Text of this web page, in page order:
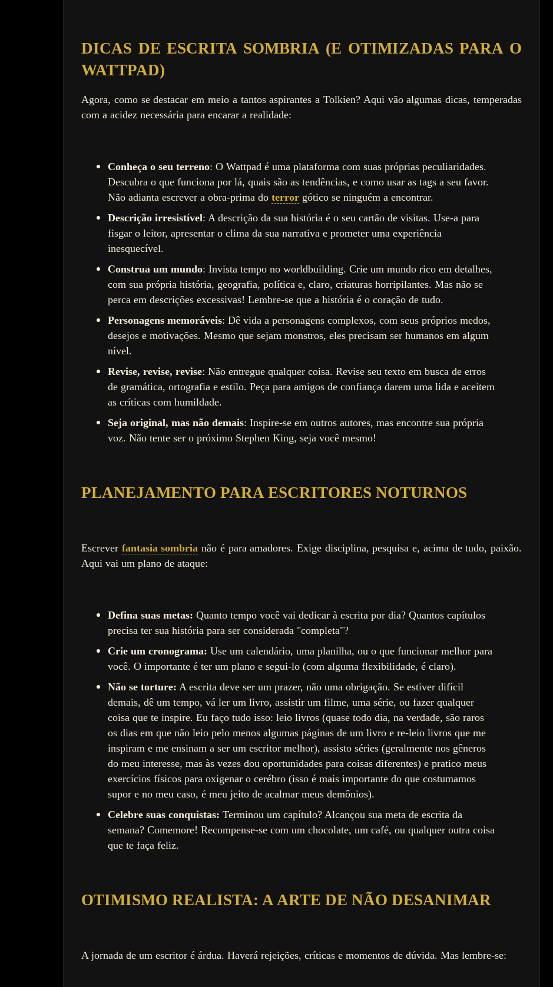
DICAS DE ESCRITA SOMBRIA (E OTIMIZADAS PARA O
WATTPAD)
Agora, como se destacar em meio a tantos aspirantes a Tolkien? Aqui vão algumas dicas, temperadas
com a acidez necessária para encarar a realidade:
Conheça o seu terreno: O Wattpad é uma plataforma com suas próprias peculiaridades.
Descubra o que funciona por lá, quais são as tendências, e como usar as tags a seu favor.
Não adianta escrever a obra-prima do terror gótico se ninguém a encontrar.
Descrição irresistível: A descrição da sua história é o seu cartão de visitas. Use-a para
fisgar o leitor, apresentar o clima da sua narrativa e prometer uma experiência
inesquecível.
Construa um mundo: Invista tempo no worldbuilding. Crie um mundo rico em detalhes,
com sua própria história, geografia, política e, claro, criaturas horripilantes. Mas não se
perca em descrições excessivas! Lembre-se que a história é o coração de tudo.
Personagens memoráveis: Dê vida a personagens complexos, com seus próprios medos,
desejos e motivações. Mesmo que sejam monstros, eles precisam ser humanos em algum
nível.
Revise, revise, revise: Não entregue qualquer coisa. Revise seu texto em busca de erros
de gramática, ortografia e estilo. Peça para amigos de confiança darem uma lida e aceitem
as críticas com humildade.
Seja original, mas não demais: Inspire-se em outros autores, mas encontre sua própria
voz. Não tente ser o próximo Stephen King, seja você mesmo!
PLANEJAMENTO PARA ESCRITORES NOTURNOS
Escrever fantasia sombria não é para amadores. Exige disciplina, pesquisa e, acima de tudo, paixão.
Aqui vai um plano de ataque:
Defina suas metas: Quanto tempo você vai dedicar à escrita por dia? Quantos capítulos
precisa ter sua história para ser considerada "completa"?
Crie um cronograma: Use um calendário, uma planilha, ou o que funcionar melhor para
você. O importante é ter um plano e segui-lo (com alguma flexibilidade, é claro).
Não se torture: A escrita deve ser um prazer, não uma obrigação. Se estiver difícil
demais, dê um tempo, vá ler um livro, assistir um filme, uma série, ou fazer qualquer
coisa que te inspire. Eu faço tudo isso: leio livros (quase todo dia, na verdade, são raros
os dias em que não leio pelo menos algumas páginas de um livro e re-leio livros que me
inspiram e me ensinam a ser um escritor melhor), assisto séries (geralmente nos gêneros
do meu interesse, mas às vezes dou oportunidades para coisas diferentes) e pratico meus
exercícios físicos para oxigenar o cerébro (isso é mais importante do que costumamos
supor e no meu caso, é meu jeito de acalmar meus demônios).
Celebre suas conquistas: Terminou um capítulo? Alcançou sua meta de escrita da
semana? Comemore! Recompense-se com um chocolate, um café, ou qualquer outra coisa
que te faça feliz.
OTIMISMO REALISTA: A ARTE DE NÃO DESANIMAR
A jornada de um escritor é árdua. Haverá rejeições, críticas e momentos de dúvida. Mas lembre-se: